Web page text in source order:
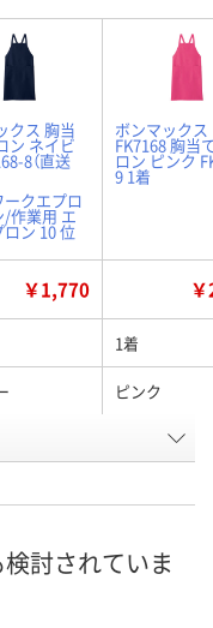
クス 胸当
ン ネイビ
8（直送
ークエプロ
/作業用 エ
ロン 10 位
ボンマックス
FK7168 胸当
ロン ピンク
9 1着
￥1,770
1着
ピンク
J683046
月）まで討されていま